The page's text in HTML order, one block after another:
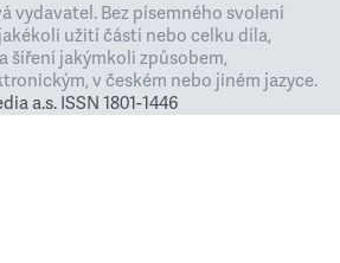
vydavatel. Bez písemného svolení
užití částí nebo celku díla,
šíření jakýmkoli způsobem,
v českém nebo jiném jazyce.
a.s. ISSN 1801-1446